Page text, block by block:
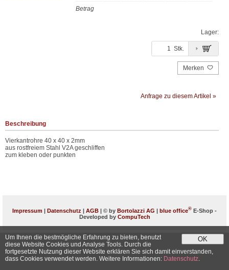
Betrag
Lager:
Stk.
Merken
Anfrage zu diesem Artikel »
Beschreibung
Vierkantrohre 40 x 40 x 2mm
aus rostfreiem Stahl V2A geschliffen
zum kleben oder punkten
Impressum | Datenschutz | AGB | © by Bortolazzi AG | blue office® E-Shop -
Developed by CompuTech
OK
Um Ihnen die bestmögliche Erfahrung zu bieten, benutzt
diese Website Cookies und Analyse Tools. Durch die
fortgesetzte Nutzung dieser Website erklären Sie sich damit einverstanden,
dass Cookies verwendet werden. Weitere Informationen: Datenschutz.